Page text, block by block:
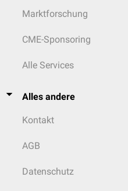
Marktforschung
CME-Sponsoring
Alle Services
Alles andere
Kontakt
AGB
Datenschutz